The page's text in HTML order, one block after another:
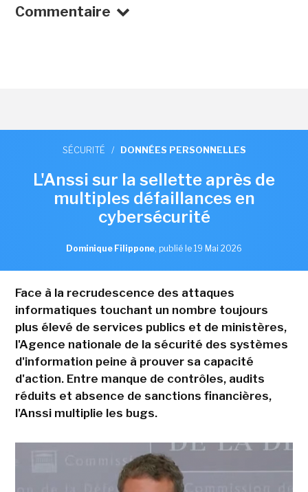
Commentaire
SÉCURITÉ / DONNÉES PERSONNELLES
L'Anssi sur la sellette après de
multiples défaillances en
cybersécurité
Dominique Filippone, publié le 19 Mai 2026
Face à la recrudescence des attaques
informatiques touchant un nombre toujours
plus élevé de services publics et de ministères,
l'Agence nationale de la sécurité des systèmes
d'information peine à prouver sa capacité
d'action. Entre manque de contrôles, audits
réduits et absence de sanctions financières,
l'Anssi multiplie les bugs.